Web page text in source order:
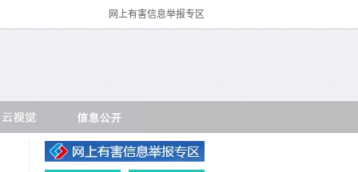
网上有害信息举报专区